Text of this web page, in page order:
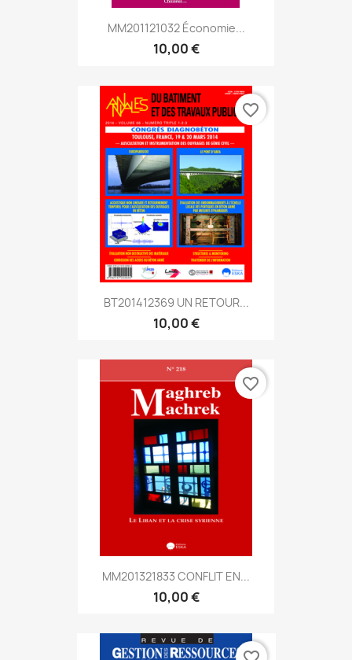
MM201121032 Économie...
10,00 €
BT201412369 UN RETOUR...
10,00 €
favorite_border
MM201321833 CONFLIT EN...
10,00 €
favorite_border